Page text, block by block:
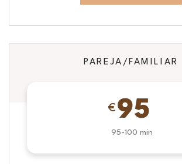
PAREJA/FAMILIAR
€ 95
95-100 min